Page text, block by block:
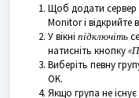
Щоб додати сервер
Monitor і відкрийте
У вікні підключіть
натисніть кнопку
Виберіть певну
OK.
Якщо група не